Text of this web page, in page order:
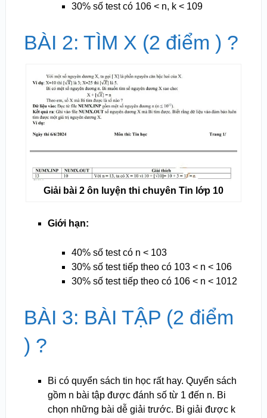
30% số test có 106< n, k < 109
BÀI 2: TÌM X (2 điểm ) ?
Giải bài 2 ôn luyện thi chuyên Tin lớp 10
Giới hạn:
40% số test có n < 103
30% số test tiếp theo có 103 < n < 106
30% số test tiếp theo có 106 < n < 1012
BÀI 3: BÀI TẬP (2 điểm
) ?
Bi có quyển sách tin học rất hay. Quyển sách
gồm n bài tập được đánh số từ 1 đến n. Bi
chọn những bài dễ giải trước. Bi giải được k